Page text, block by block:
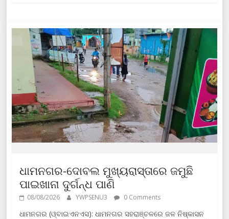
ଧାମନଗର-ଦୋବଲ ମୁଖ୍ୟରାସ୍ତାରେ ଜମୁଛି
ପାଇଖାନା ଦୁର୍ଗନ୍ଧ ପାଣି
08/08/2026 YWPSENU3 0 Comments
ଧାମନଗର (ଓ୍ବାଇଏନଏସ): ଧାମନଗର ସହରାଞ୍ଚଳରେ ଜଳ ନିଷ୍କାସନ